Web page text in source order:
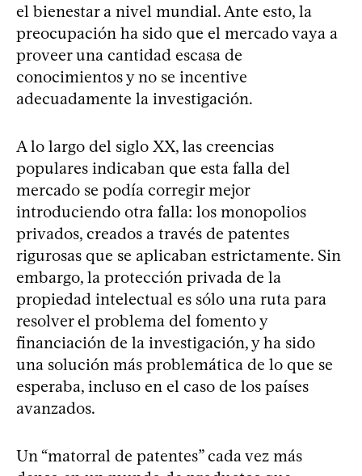
el bienestar a nivel mundial. Ante esto, la
preocupación ha sido que el mercado vaya a
proveer una cantidad escasa de
conocimientos y no se incentive
adecuadamente la investigación.
A lo largo del siglo XX, las creencias
populares indicaban que esta falla del
mercado se podía corregir mejor
introduciendo otra falla: los monopolios
privados, creados a través de patentes
rigurosas que se aplicaban estrictamente. Sin
embargo, la protección privada de la
propiedad intelectual es sólo una ruta para
resolver el problema del fomento y
financiación de la investigación, y ha sido
una solución más problemática de lo que se
esperaba, incluso en el caso de los países
avanzados.
Un “matorral de patentes” cada vez más